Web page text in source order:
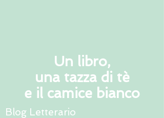
Un libro,
una tazza di tè
e il camice bianco
Blog Letterario